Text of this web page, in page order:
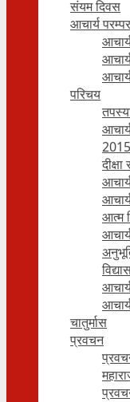
संयम दिवस
आचार्य
परिचय
2015
आत्म
चातुर्मास
प्रवचन